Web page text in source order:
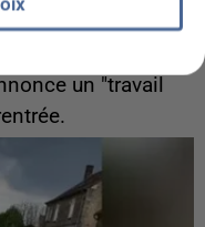
visés par des
un "travail